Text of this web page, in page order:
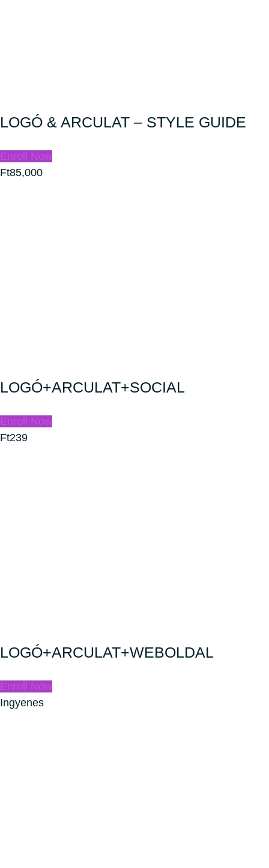
LOGÓ & ARCULAT – STYLE GUIDE
Enroll Now
Ft85,000
LOGÓ+ARCULAT+SOCIAL
Enroll Now
Ft239
LOGÓ+ARCULAT+WEBOLDAL
Enroll Now
Ingyenes